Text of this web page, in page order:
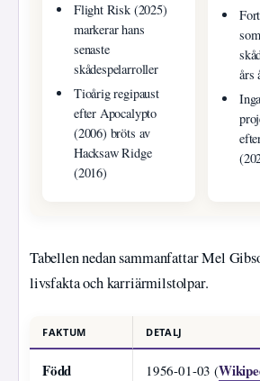
Flight Risk (2025)
markerar hans
senaste
skådespelarroller
Tioårig regipaust
efter Apocalypto
(2006) bröts av
Hacksaw Ridge
(2016)
års
Tabellen nedan sammanfattar Mel
livsfakta och karriärmilstolpar.
FAKTUM DETALJ
Född 1956-01-03 (